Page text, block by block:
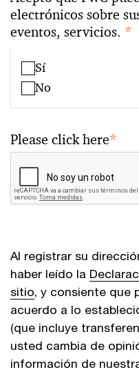
electrónicos sobre
eventos, servicios. *
Sí
No
Please click here*
Al registrar su
haber leído la
sitio, y consiente que
acuerdo a lo
(que incluye
usted cambia de
información de